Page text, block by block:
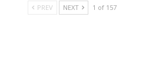
PREV NEXT 1 of 157